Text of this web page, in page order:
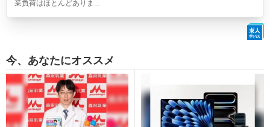
業負荷はほとんどありま...
今、あなたにオススメ